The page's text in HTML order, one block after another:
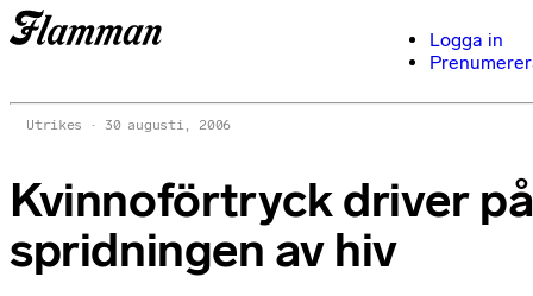
Logga in
Utrikes 30 augusti, 2006
Kvinnoförtryck driver på
spridningen av hiv